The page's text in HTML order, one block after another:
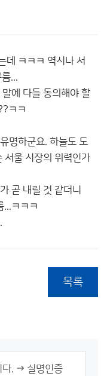
데 ㅋㅋㅋ 역시나 서
...
에 다들 동의해야 할
ㅋㅋ
명하군요. 하늘도 도
서울 시장의 위력인가
곧 내릴 것 같더니
...ㅋㅋㅋ
목록